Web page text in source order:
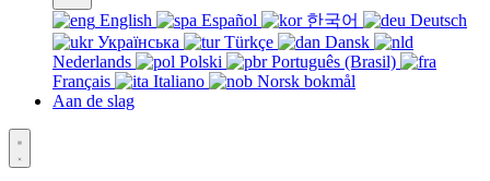
English Español 한국어
Deutsch
Українська
Türkçe
Dansk
Nederlands
Polski
Português (Brasil)
Français
Italiano
Norsk bokmål
Aan de slag